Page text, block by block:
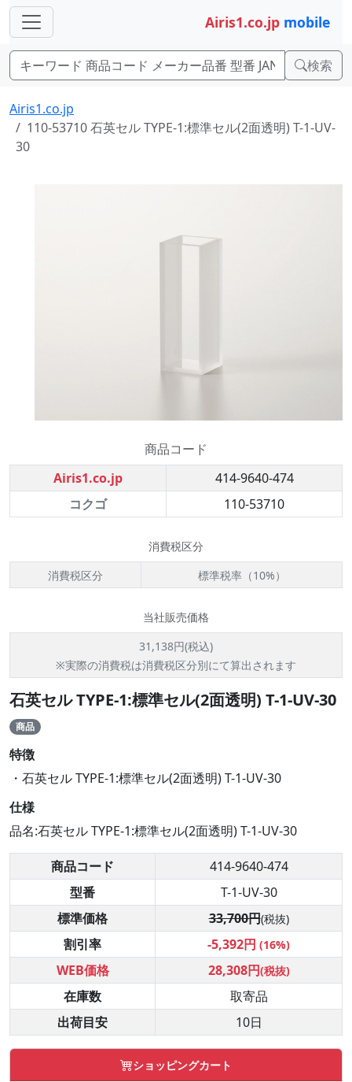
Airis1.co.jp mobile
検索
Airis1.co.jp
110-53710 石英セル TYPE-1:標準セル(2面透明) T-1-UV-
30
商品コード
Airis1.co.jp
414-9640-474
コクゴ
110-53710
消費税区分
消費税区分
標準税率（10%）
当社販売価格
31,138円(税込)
※実際の消費税は消費税区分別にて算出されます
石英セル TYPE-1:標準セル(2面透明) T-1-UV-30
商品
特徴
・石英セル TYPE-1:標準セル(2面透明) T-1-UV-30
仕様
品名:石英セル TYPE-1:標準セル(2面透明) T-1-UV-30
商品コード
414-9640-474
型番
T-1-UV-30
標準価格
33,700円(税抜)
割引率 -5,392円 (16%)
WEB価格 28,308円(税抜)
在庫数
取寄品
出荷目安
10日
ショッピングカート